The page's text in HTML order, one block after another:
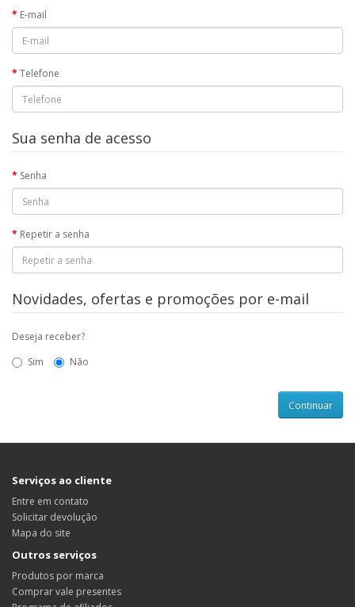
E-mail
Telefone
Sua senha de acesso
Senha
Repetir a senha
Novidades, ofertas e promoções por e-mail
Deseja receber?
Sim
Não
Serviços ao cliente
Entre em contato
Solicitar devolução
Mapa do site
Outros serviços
Produtos por marca
Comprar vale presentes